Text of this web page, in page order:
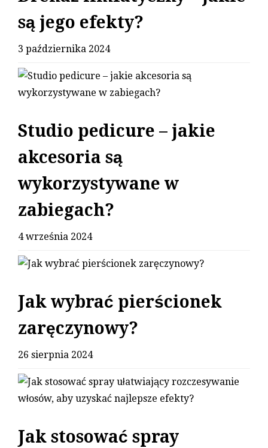
są jego efekty?
3 października 2024
Studio pedicure – jakie
akcesoria są
wykorzystywane w
zabiegach?
4 września 2024
Jak wybrać pierścionek
zaręczynowy?
26 sierpnia 2024
Jak stosować spray